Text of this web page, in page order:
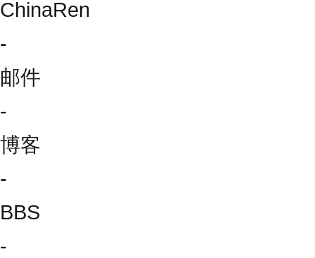
ChinaRen
-
邮件
-
博客
-
BBS
-